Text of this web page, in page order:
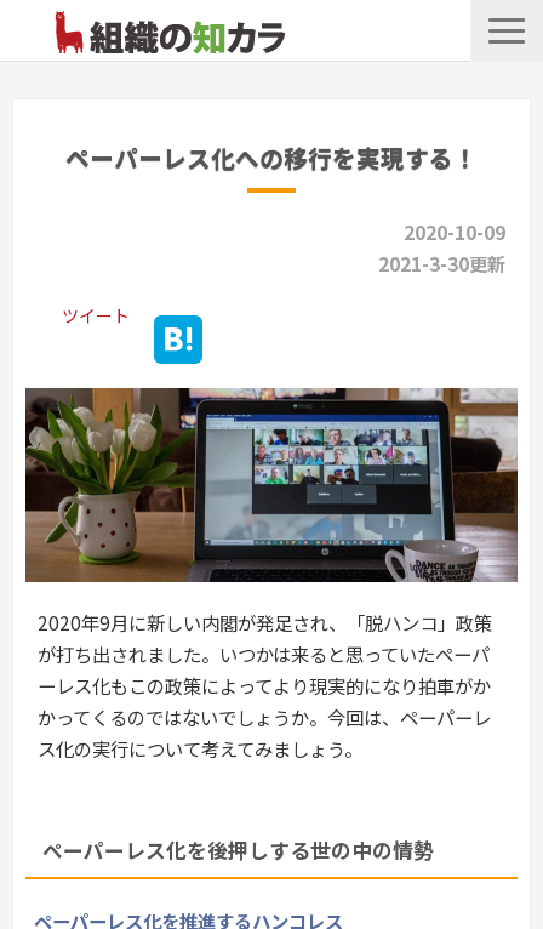
記事カテゴリ一覧
ペーパーレス化への移行を実現する！
2020-10-09
2021-3-30更新
ツイート
2020年9月に新しい内閣が発足され、「脱ハンコ」政策
が打ち出されました。いつかは来ると思っていたペーパ
ーレス化もこの政策によってより現実的になり拍車がか
かってくるのではないでしょうか。今回は、ペーパーレ
ス化の実行について考えてみましょう。
ペーパーレス化を後押しする世の中の情勢
ペーパーレス化を推進するハンコレス